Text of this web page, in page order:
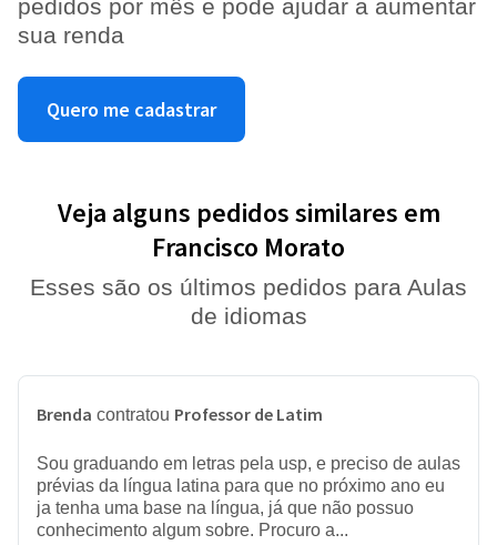
pedidos por mês e pode ajudar a aumentar
sua renda
Quero me cadastrar
Veja alguns pedidos similares em
Francisco Morato
Esses são os últimos pedidos para Aulas
de idiomas
Brenda contratou Professor de Latim
Sou graduando em letras pela usp, e preciso de aulas
prévias da língua latina para que no próximo ano eu
ja tenha uma base na língua, já que não possuo
conhecimento algum sobre. Procuro a...